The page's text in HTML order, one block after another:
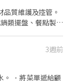
．準備不同餐點
．負責擺盤、打包
品質維護及控管。
類擺盤、餐點製
3週前
。 ．將菜單遞給顧